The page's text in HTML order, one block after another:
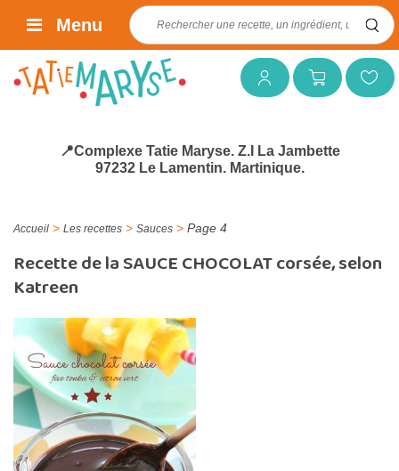
Mon compteMon panierMes favoris
Rechercher :
Menu
📍Complexe Tatie Maryse. Z.I La Jambette
97232 Le Lamentin. Martinique.
Accueil > Les recettes > Sauces > Page 4
Recette de la SAUCE CHOCOLAT corsée, selon
Katreen